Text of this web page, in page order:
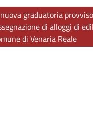
graduatoria
di alloggi di
di Venaria Reale